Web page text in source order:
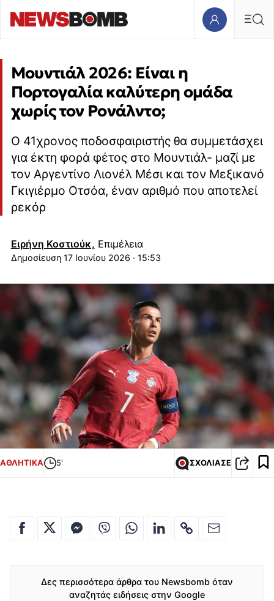
Μουντιάλ 2026: Είναι η
Πορτογαλία καλύτερη ομάδα
χωρίς τον Ρονάλντο;
Ο 41χρονος ποδοσφαιριστής θα συμμετάσχει
για έκτη φορά φέτος στο Μουντιάλ- μαζί με
τον Αργεντίνο Λιονέλ Μέσι και τον Μεξικανό
Γκιγιέρμο Οτσόα, έναν αριθμό που αποτελεί
ρεκόρ
Ειρήνη Κοστιούκ, Επιμέλεια
17 Ιουνίου 2026 · 15:53
ΑΘΛΗΤΙΚΑ 5' ΣΧΟΛΙΑΣΕ
Δες περισσότερα άρθρα του Newsbomb όταν
αναζητάς ειδήσεις στην Google